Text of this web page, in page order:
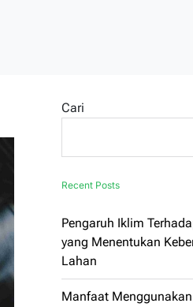
Cari
Recent Posts
Pengaruh Iklim
yang Menentukan
Lahan
Manfaat